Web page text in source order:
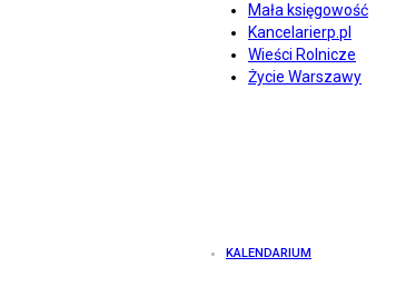
Mała księgowość
Kancelarierp.pl
Wieści Rolnicze
Życie Warszawy
KALENDARIUM